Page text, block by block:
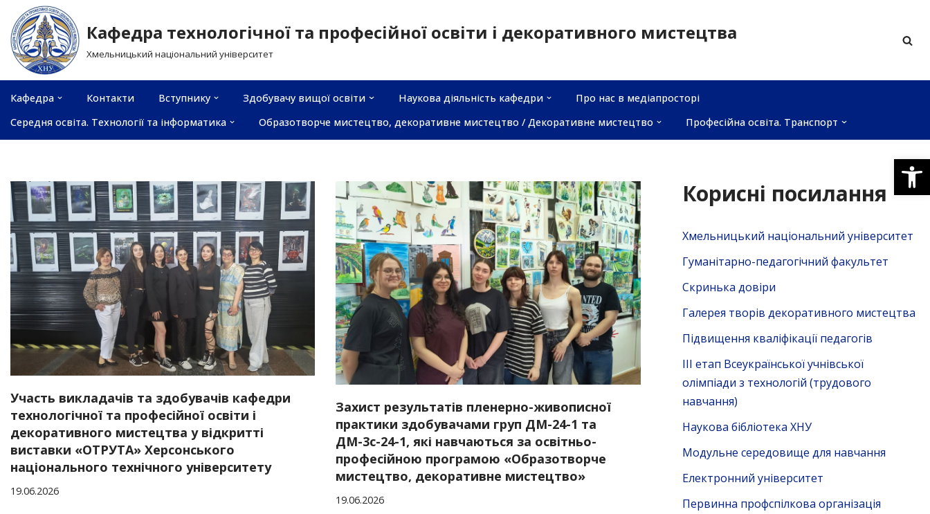
Перейти
до
вмісту
Кафедра технологічної та професійної освіти і декоративного мистецтва
Хмельницький національний університет
Кафедра Контакти Вступнику Здобувачу вищої освіти Наукова діяльність кафедри
Про нас в медіапросторі
Середня освіта. Технології та інформатика
Образотворче мистецтво, декоративне мистецтво / Декоративне мистецтво Професійна освіта. Транспорт
Участь викладачів та здобувачів кафедри
технологічної та професійної освіти і
декоративного мистецтва у відкритті
виставки «ОТРУТА» Херсонського
національного технічного університету
19.06.2026
Захист результатів пленерно-живописної
практики здобувачами груп ДМ-24-1 та
ДМ-3с-24-1, які навчаються за освітньо-
професійною програмою «Образотворче
мистецтво, декоративне мистецтво»
19.06.2026
Корисні посилання
Хмельницький національний університет
Гуманітарно-педагогічний факультет
Скринька довiри
Галерея творів декоративного мистецтва
Підвищення кваліфікації педагогів
ІІІ етап Всеукраїнської учнівської
олімпіади з технологій (трудового
навчання)
Наукова бібліотека ХНУ
Модульне середовище для навчання
Електронний університет
Первинна профспілкова організація